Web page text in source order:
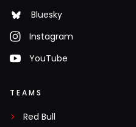
Bluesky
Instagram
YouTube
TEAMS
Red Bull